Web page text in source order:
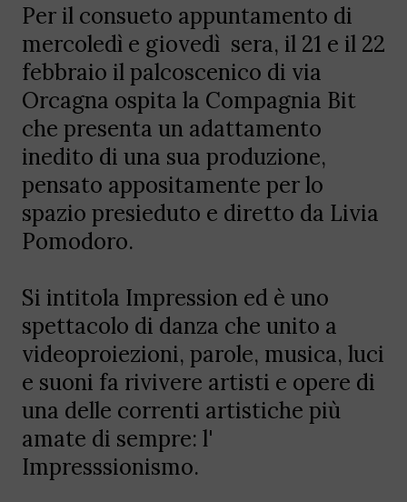
Per il consueto appuntamento di
mercoledì e giovedì sera, il 21 e il 22
febbraio il palcoscenico di via
Orcagna ospita la Compagnia Bit
che presenta un adattamento
inedito di una sua produzione,
pensato appositamente per lo
spazio presieduto e diretto da Livia
Pomodoro.
Si intitola Impression ed è uno
spettacolo di danza che unito a
videoproiezioni, parole, musica, luci
e suoni fa rivivere artisti e opere di
una delle correnti artistiche più
amate di sempre: l'
Impresssionismo.